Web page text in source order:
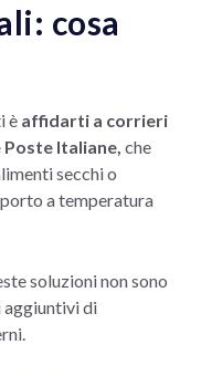
cosa
è affidarti a corrieri
Poste Italiane, che
secchi o
a temperatura
soluzioni non sono
aggiuntivi di